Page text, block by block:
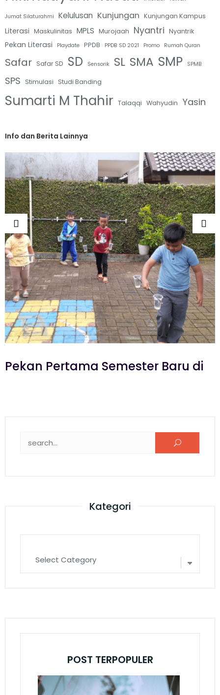
Jumat Silaturahmi Kelulusan Kunjungan Kunjungan Kampus
Literasi Maskulinitas MPLS Murojaah Nyantri Nyantrik
Pekan Literasi Playdate PPDB PPDB SD 2021 Promo Rumah Quran
Safar Safar SD SD Sensorik SL SMA SMP SPMB
SPS Stimulasi Studi Banding
Sumarti M Thahir Talaqqi Wahyudin Yasin
Info dan Berita Lainnya
Pekan Pertama Semester Baru di
Kategori
POST TERPOPULER